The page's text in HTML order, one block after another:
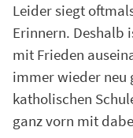
Leider siegt
Erinnern. Deshalb
mit Frieden
immer wieder neu
katholischen
ganz vorn mit